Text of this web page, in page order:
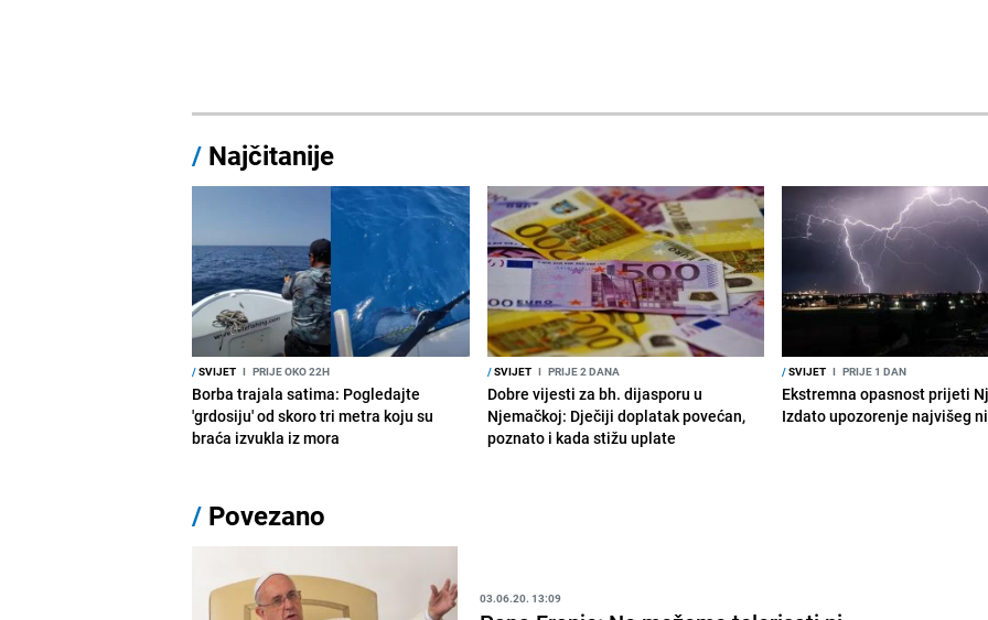
/ Najčitanije
/SVIJET I PRIJE OKO 22H
Borba trajala satima: Pogledajte
'grdosiju' od skoro tri metra koju su
braća izvukla iz mora
/SVIJET I PRIJE 2 DANA
Dobre vijesti za bh. dijasporu u
Njemačkoj: Dječiji doplatak povećan,
poznato i kada stižu uplate
/SVIJET I PRIJE 1 DAN
Ekstremna opasnost prijeti
Izdato upozorenje najvišeg
/ Povezano
03.06.20. 13:09